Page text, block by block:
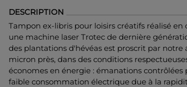
DESCRIPTION
Tampon ex-libris pour loisirs créatifs réalisé en
une machine laser Trotec de dernière
des plantations d'hévéas est proscrit par notre
micron près, dans des conditions
économes en énergie : émanations
faible consommation électrique due à la